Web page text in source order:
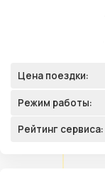
Цена поездки:
Режим работы:
Рейтинг сервиса: